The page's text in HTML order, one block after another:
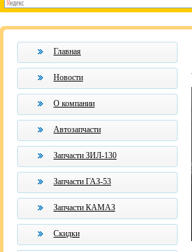
Главная
Новости
О компании
Автозапчасти
Запчасти ЗИЛ-130
Запчасти ГАЗ-53
Запчасти КАМАЗ
Скидки